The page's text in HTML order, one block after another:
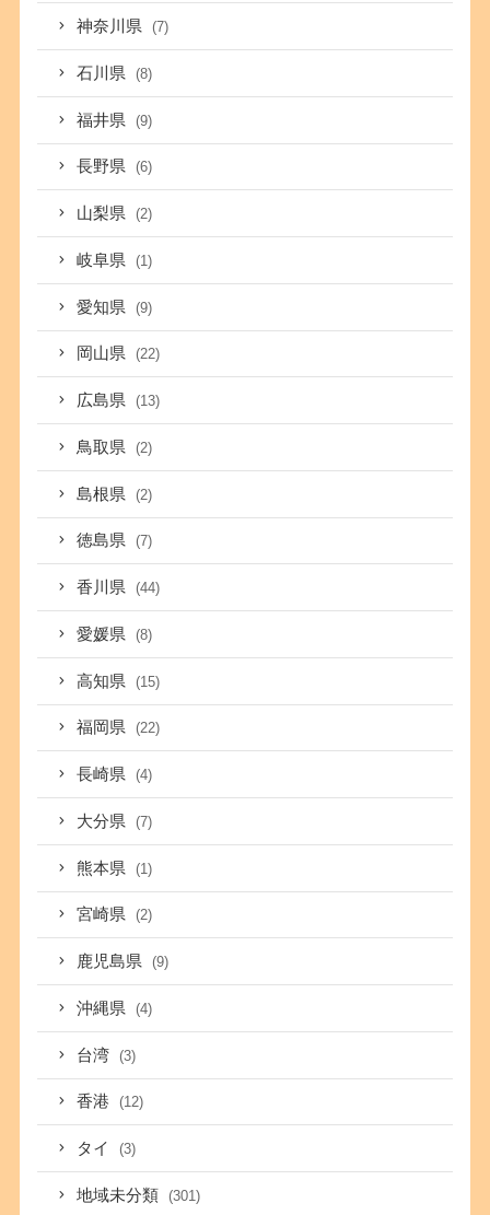
神奈川県 (7)
石川県 (8)
福井県 (9)
長野県 (6)
山梨県 (2)
岐阜県 (1)
愛知県 (9)
岡山県 (22)
広島県 (13)
鳥取県 (2)
島根県 (2)
徳島県 (7)
香川県 (44)
愛媛県 (8)
高知県 (15)
福岡県 (22)
長崎県 (4)
大分県 (7)
熊本県 (1)
宮崎県 (2)
鹿児島県 (9)
沖縄県 (4)
台湾 (3)
香港 (12)
タイ (3)
地域未分類 (301)